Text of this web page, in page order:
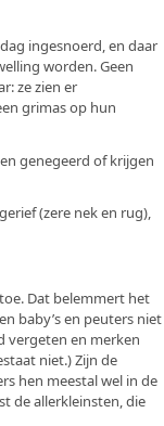
ingesnoerd, en daar
worden. Geen
ze zien er
grimas op hun
genegeerd of krijgen
(zere nek en rug),
Dat belemmert het
baby’s en peuters niet
vergeten en merken
niet.) Zijn de
hen meestal wel in de
de allerkleinsten, die